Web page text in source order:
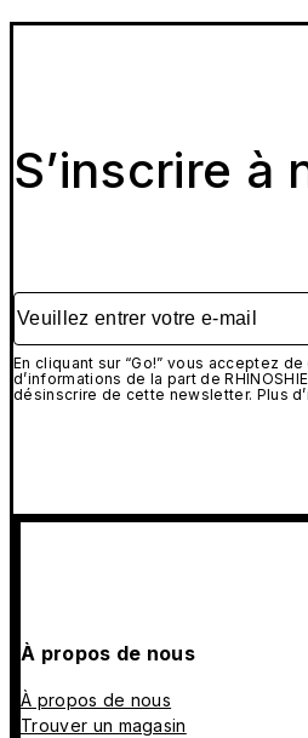
S’inscrire à
Veuillez entrer votre e-mail
En cliquant sur “Go!” vous acceptez
d’informations de la part de
désinscrire de cette newsletter. Plus
À propos de nous
À propos de nous
Trouver un magasin